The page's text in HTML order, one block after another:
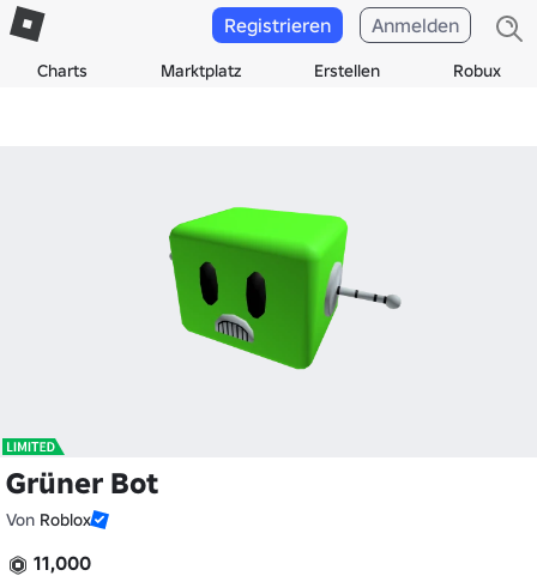
Charts Marktplatz Erstellen Robux
Registrieren Anmelden
Grüner Bot
Von Roblox
11,000